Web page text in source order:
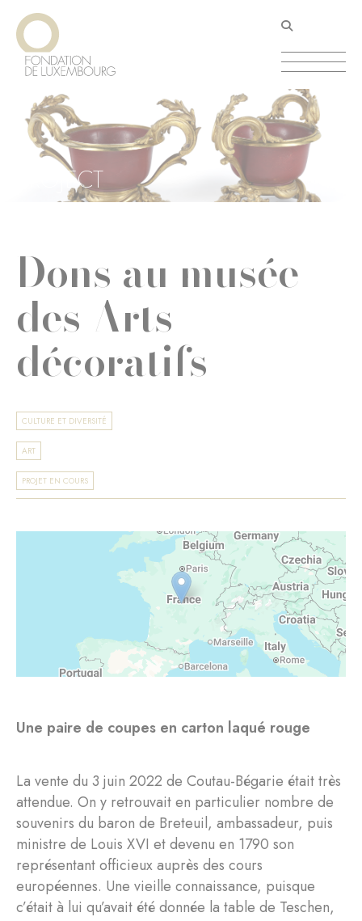
Aller
contenu
principal
PROJECT
Dons au musée
des Arts
décoratifs
CULTURE ET DIVERSITÉ
ART
PROJET EN COURS
Une paire de coupes en carton laqué rouge
La vente du 3 juin 2022 de Coutau-Bégarie était très
attendue. On y retrouvait en particulier nombre de
souvenirs du baron de Breteuil, ambassadeur, puis
ministre de Louis XVI et devenu en 1790 son
représentant officieux auprès des cours
européennes. Une vieille connaissance, puisque
c’était à lui qu’avait été donnée la table de Teschen,
Panneau de gestion des cookies